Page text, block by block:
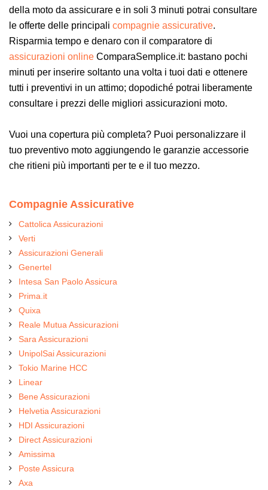
della moto da assicurare e in soli 3 minuti potrai consultare
le offerte delle principali compagnie assicurative.
Risparmia tempo e denaro con il comparatore di
assicurazioni online ComparaSemplice.it: bastano pochi
minuti per inserire soltanto una volta i tuoi dati e ottenere
tutti i preventivi in un attimo; dopodiché potrai liberamente
consultare i prezzi delle migliori assicurazioni moto.
Vuoi una copertura più completa? Puoi personalizzare il
tuo preventivo moto aggiungendo le garanzie accessorie
che ritieni più importanti per te e il tuo mezzo.
Compagnie Assicurative
Cattolica Assicurazioni
Verti
Assicurazioni Generali
Genertel
Intesa San Paolo Assicura
Prima.it
Quixa
Reale Mutua Assicurazioni
Sara Assicurazioni
UnipolSai Assicurazioni
Tokio Marine HCC
Linear
Bene Assicurazioni
Helvetia Assicurazioni
HDI Assicurazioni
Direct Assicurazioni
Amissima
Poste Assicura
Axa